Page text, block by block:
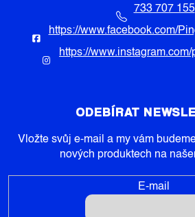
733 707 155
https://www.facebook.com/
https://
ODEBÍRAT
Vložte svůj e-mail a my vám
nových produktech na
E-mail